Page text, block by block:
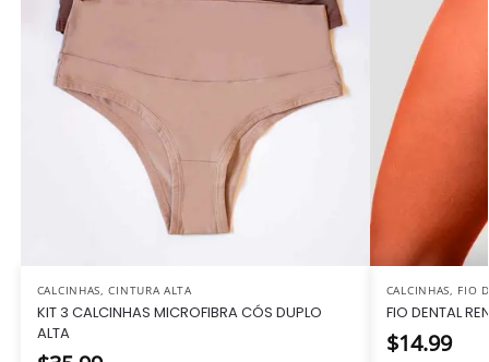
CALCINHAS,CINTURA ALTA
KIT 3 CALCINHAS MICROFIBRA CÓS DUPLO
ALTA
CALCINHAS, FIO
FIO DENTAL
$14.99